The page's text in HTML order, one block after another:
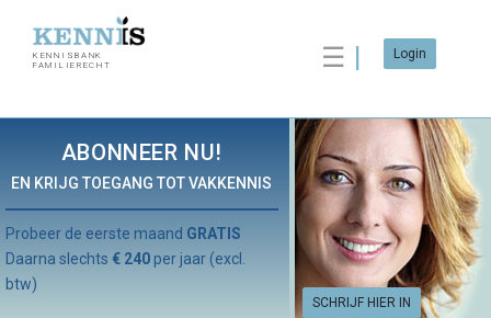
KENNISBANK
FAMILIERECHT
☰ Login
ABONNEER NU!
EN KRIJG TOEGANG TOT VAKKENNIS
SCHRIJF HIER IN
Probeer de eerste maand GRATIS
Daarna slechts € 240 per jaar (excl.
btw)